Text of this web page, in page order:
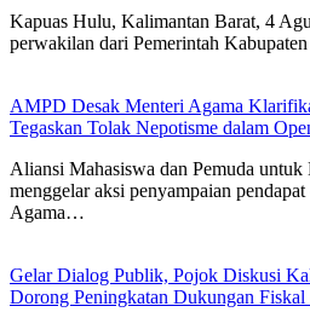
Kapuas Hulu, Kalimantan Barat, 4
perwakilan dari Pemerintah
AMPD Desak Menteri Agama
Tegaskan Tolak Nepotisme dalam
Aliansi Mahasiswa dan Pemuda
menggelar aksi penyampaian
Agama…
Gelar Dialog Publik, Pojok Diskusi
Dorong Peningkatan Dukungan Fiskal